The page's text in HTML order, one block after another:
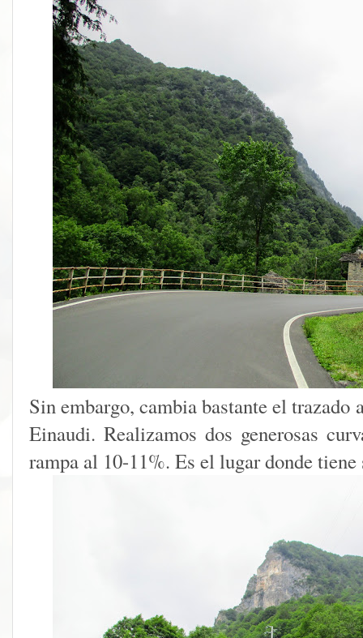
Sin embargo, cambia bastante el trazado
Einaudi. Realizamos dos generosas
rampa al 10-11%. Es el lugar donde